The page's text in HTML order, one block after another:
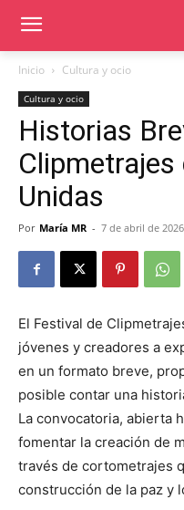
Inicio Cultura y ocio
Cultura y ocio
Historias
Unidas
Por María MR - 7 de abril de 2026
El Festival de
jóvenes y creadores a
en un formato breve,
posible contar una
La convocatoria, abierta
fomentar la creación de
través de cortometrajes
construcción de la paz y